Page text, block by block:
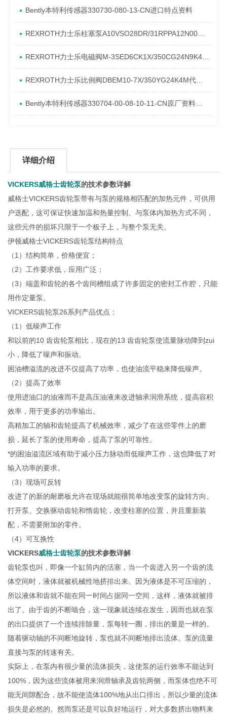
Bently本特利传感器330730-080-13-CN进口特点资料
REXROTH力士乐柱塞泵A10VSO28DR/31RPPA12N00产品资料简介
REXROTH力士乐电磁阀M-3SED6CK1X/350CG24N9K4进口现货介绍
REXROTH力士乐比例阀DBEM10-7X/350YG24K4M代理资料
Bently本特利传感器330704-00-08-10-11-CN原厂资料介绍
详细介绍
VICKERS威格士齿轮泵的技术参数详解
威格士VICKERS齿轮泵带有与泵的规格相匹配的加热元件，可供用
户选配，这可保证快速加温和热量控制。与泵体内加热方式不同，
这些元件的损坏只限于一个板子上，与整个泵无关。
伊顿威格士VICKERS齿轮泵结构特点
（1）结构简单，价格便宜；
（2）工作要求低，应用广泛；
（3）端盖和齿轮的各个齿间槽组成了许多固定的密封工作腔，只能
用作定量泵。
VICKERS齿轮泵26系列产品优点：
（1）低噪声工作
和以前的10 齿齿轮泵相比，现在的13 齿齿轮泵使流量脉动降到zui
小，降低了噪声和振动。
困油槽溢流的改进不仅提高了功率，也使油流平稳来降低噪声。
（2）提高了效率
使用进油口的油液而不是高压油液来改进轴承润滑系统，提高容积
效率，用于更多的功率输出。
高精加工的轴和齿轮提高了机械效率，减少了在这些零件上的磨
损，延长了泵的使用寿命，提高了泵的可靠性。
*的困油溢流区域有助于减小压力脉动而低噪声工作，这也降低了对
输入功率的要求。
（3）现场可反转
改进了的新的耐磨板允许在现场就能很简单地改变泵的旋转方向。
打开泵、交换驱动齿轮和惰齿轮，改变柱塞的位置，并且重新装
配，不需要附加的零件。
（4）可互换性
VICKERS威格士齿轮泵的技术参数详解
齿轮泵也叫，即像一个缸筒内的活塞，当一个齿进入另一个齿的流
体空间时，液体就被机械性地挤排出来。因为液体是不可压缩的，
所以液体和齿就不能在同一时间占据同一空间，这样，液体就被排
出了。由于齿的不断啮合，这一现象就连续在发生，因而也就在泵
的出口提供了一个连续排除量，泵每转一圈，排出的量是一样的。
随着驱动轴的不间断地旋转，泵也就不间断地排出流体。泵的流量
直接与泵的转速有关。
实际上，在泵内有很少量的流体损失，这使泵的运行效率不能达到
100%，因为这些流体被用来润滑轴承及齿轮两侧，而泵体也绝不可
能无间隙配合，故不能使流体100%地从出口排出，所以少量的流体
损失是必然的。然而泵还是可以良好地运行，对大多数挤出物料来